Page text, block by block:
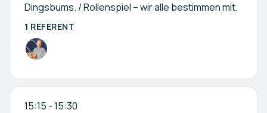
Dingsbums. / Rollenspiel – wir alle bestimmen mit.
1 REFERENT
15:15 -15:30